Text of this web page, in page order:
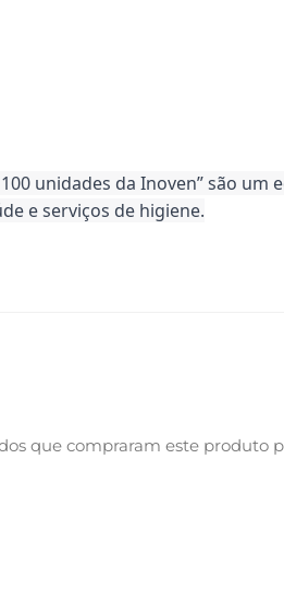
unidades da Inoven” são
e serviços de higiene.
que compraram este produto